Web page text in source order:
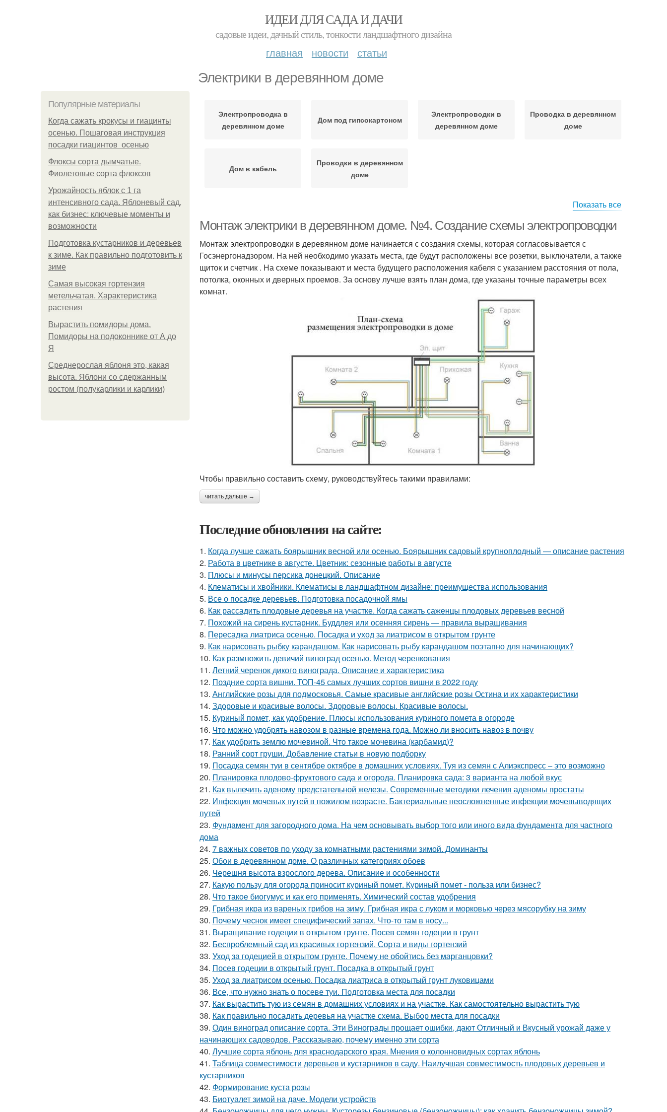
ИДЕИ ДЛЯ САДА И ДАЧИ
садовые идеи, дачный стиль, тонкости ландшафтного дизайна
главная новости статьи
Электрики в деревянном доме
Популярные материалы
Когда сажать крокусы и гиацинты
осенью. Пошаговая инструкция
посадки гиацинтов осенью
Флоксы сорта дымчатые.
Фиолетовые сорта флоксов
Урожайность яблок с 1 га
интенсивного сада. Яблоневый сад,
как бизнес: ключевые моменты и
возможности
Подготовка кустарников и деревьев
к зиме. Как правильно подготовить к
зиме
Самая высокая гортензия
метельчатая. Характеристика
растения
Вырастить помидоры дома.
Помидоры на подоконнике от А до
Я
Среднерослая яблоня это, какая
высота. Яблони со сдержанным
ростом (полукарлики и карлики)
Электропроводка в
деревянном доме
Дом под гипсокартоном
Электропроводки в
деревянном доме
Проводка в деревянном
доме
Дом в кабель
Проводки в деревянном
доме
Показать все
Монтаж электрики в деревянном доме. №4. Создание схемы электропроводки
Монтаж электропроводки в деревянном доме начинается с создания схемы, которая согласовывается с
Госэнергонадзором. На ней необходимо указать места, где будут расположены все розетки, выключатели, а также
щиток и счетчик . На схеме показывают и места будущего расположения кабеля с указанием расстояния от пола,
потолка, оконных и дверных проемов. За основу лучше взять план дома, где указаны точные параметры всех
комнат.
Чтобы правильно составить схему, руководствуйтесь такими правилами:
читать дальше →
Последние обновления на сайте:
1. Когда лучше сажать боярышник весной или осенью. Боярышник садовый крупноплодный — описание растения
2. Работа в цветнике в августе. Цветник: сезонные работы в августе
3. Плюсы и минусы персика донецкий. Описание
4. Клематисы и хвойники. Клематисы в ландшафтном дизайне: преимущества использования
5. Все о посадке деревьев. Подготовка посадочной ямы
6. Как рассадить плодовые деревья на участке. Когда сажать саженцы плодовых деревьев весной
7. Похожий на сирень кустарник. Буддлея или осенняя сирень — правила выращивания
8. Пересадка лиатриса осенью. Посадка и уход за лиатрисом в открытом грунте
9. Как нарисовать рыбку карандашом. Как нарисовать рыбу карандашом поэтапно для начинающих?
10. Как размножить девичий виноград осенью. Метод черенкования
11. Летний черенок дикого винограда. Описание и характеристика
12. Поздние сорта вишни. ТОП-45 самых лучших сортов вишни в 2022 году
13. Английские розы для подмосковья. Самые красивые английские розы Остина и их характеристики
14. Здоровые и красивые волосы. Здоровые волосы. Красивые волосы.
15. Куриный помет, как удобрение. Плюсы использования куриного помета в огороде
16. Что можно удобрять навозом в разные времена года. Можно ли вносить навоз в почву
17. Как удобрить землю мочевиной. Что такое мочевина (карбамид)?
18. Ранний сорт груши. Добавление статьи в новую подборку
19. Посадка семян туи в сентябре октябре в домашних условиях. Туя из семян с Алиэкспресс – это возможно
20. Планировка плодово-фруктового сада и огорода. Планировка сада: 3 варианта на любой вкус
21. Как вылечить аденому предстательной железы. Современные методики лечения аденомы простаты
22. Инфекция мочевых путей в пожилом возрасте. Бактериальные неосложненные инфекции мочевыводящих
путей
23. Фундамент для загородного дома. На чем основывать выбор того или иного вида фундамента для частного
дома
24. 7 важных советов по уходу за комнатными растениями зимой. Доминанты
25. Обои в деревянном доме. О различных категориях обоев
26. Черешня высота взрослого дерева. Описание и особенности
27. Какую пользу для огорода приносит куриный помет. Куриный помет - польза или бизнес?
28. Что такое биогумус и как его применять. Химический состав удобрения
29. Грибная икра из вареных грибов на зиму. Грибная икра с луком и морковью через мясорубку на зиму
30. Почему чеснок имеет специфический запах. Что-то там в носу...
31. Выращивание годеции в открытом грунте. Посев семян годеции в грунт
32. Беспроблемный сад из красивых гортензий. Сорта и виды гортензий
33. Уход за годецией в открытом грунте. Почему не обойтись без марганцовки?
34. Посев годеции в открытый грунт. Посадка в открытый грунт
35. Уход за лиатрисом осенью. Посадка лиатриса в открытый грунт луковицами
36. Все, что нужно знать о посеве туи. Подготовка места для посадки
37. Как вырастить тую из семян в домашних условиях и на участке. Как самостоятельно вырастить тую
38. Как правильно посадить деревья на участке схема. Выбор места для посадки
39. Один виноград описание сорта. Эти Винограды прощает ошибки, дают Отличный и Вкусный урожай даже у
начинающих садоводов. Рассказываю, почему именно эти сорта
40. Лучшие сорта яблонь для краснодарского края. Мнения о колонновидных сортах яблонь
41. Таблица совместимости деревьев и кустарников в саду. Наилучшая совместимость плодовых деревьев и
кустарников
42. Формирование куста розы
43. Биотуалет зимой на даче. Модели устройств